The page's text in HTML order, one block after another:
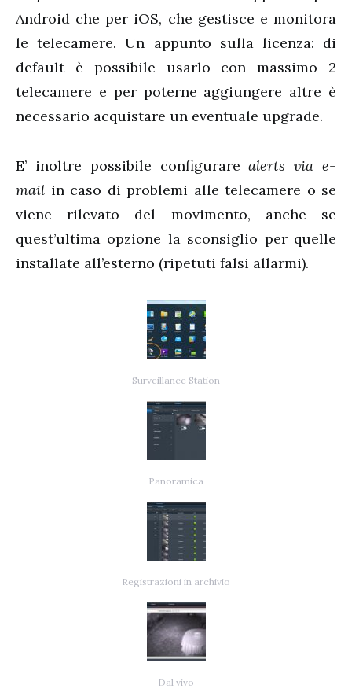
Android che per iOS, che gestisce e monitora
le telecamere. Un appunto sulla licenza: di
default è possibile usarlo con massimo 2
telecamere e per poterne aggiungere altre è
necessario acquistare un eventuale upgrade.
E’ inoltre possibile configurarealerts via e-
mail in caso di problemi alle telecamere o se
viene rilevato del movimento, anche se
quest’ultima opzione la sconsiglio per quelle
installate all’esterno (ripetuti falsi allarmi).
Surveillance Station
Panoramica
Registrazioni in archivio
Dal vivo